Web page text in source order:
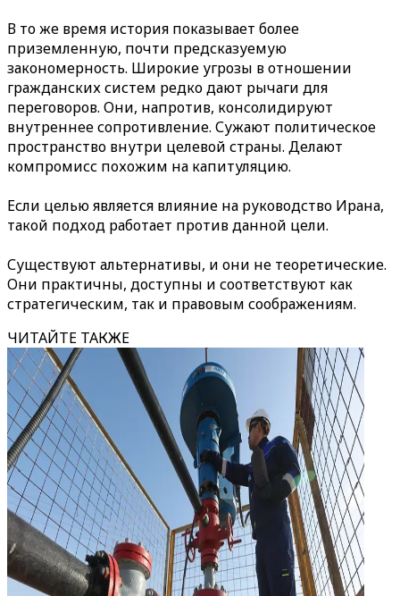
В то же время история показывает более
приземленную, почти предсказуемую
закономерность. Широкие угрозы в отношении
гражданских систем редко дают рычаги для
переговоров. Они, напротив, консолидируют
внутреннее сопротивление. Сужают политическое
пространство внутри целевой страны. Делают
компромисс похожим на капитуляцию.
Если целью является влияние на руководство Ирана,
такой подход работает против данной цели.
Существуют альтернативы, и они не теоретические.
Они практичны, доступны и соответствуют как
стратегическим, так и правовым соображениям.
ЧИТАЙТЕ ТАКЖЕ